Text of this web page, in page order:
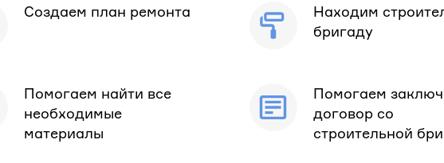
Создаем план ремонта
Находим
бригаду
Помогаем найти все
необходимые
материалы
Помогаем
договор со
строительной